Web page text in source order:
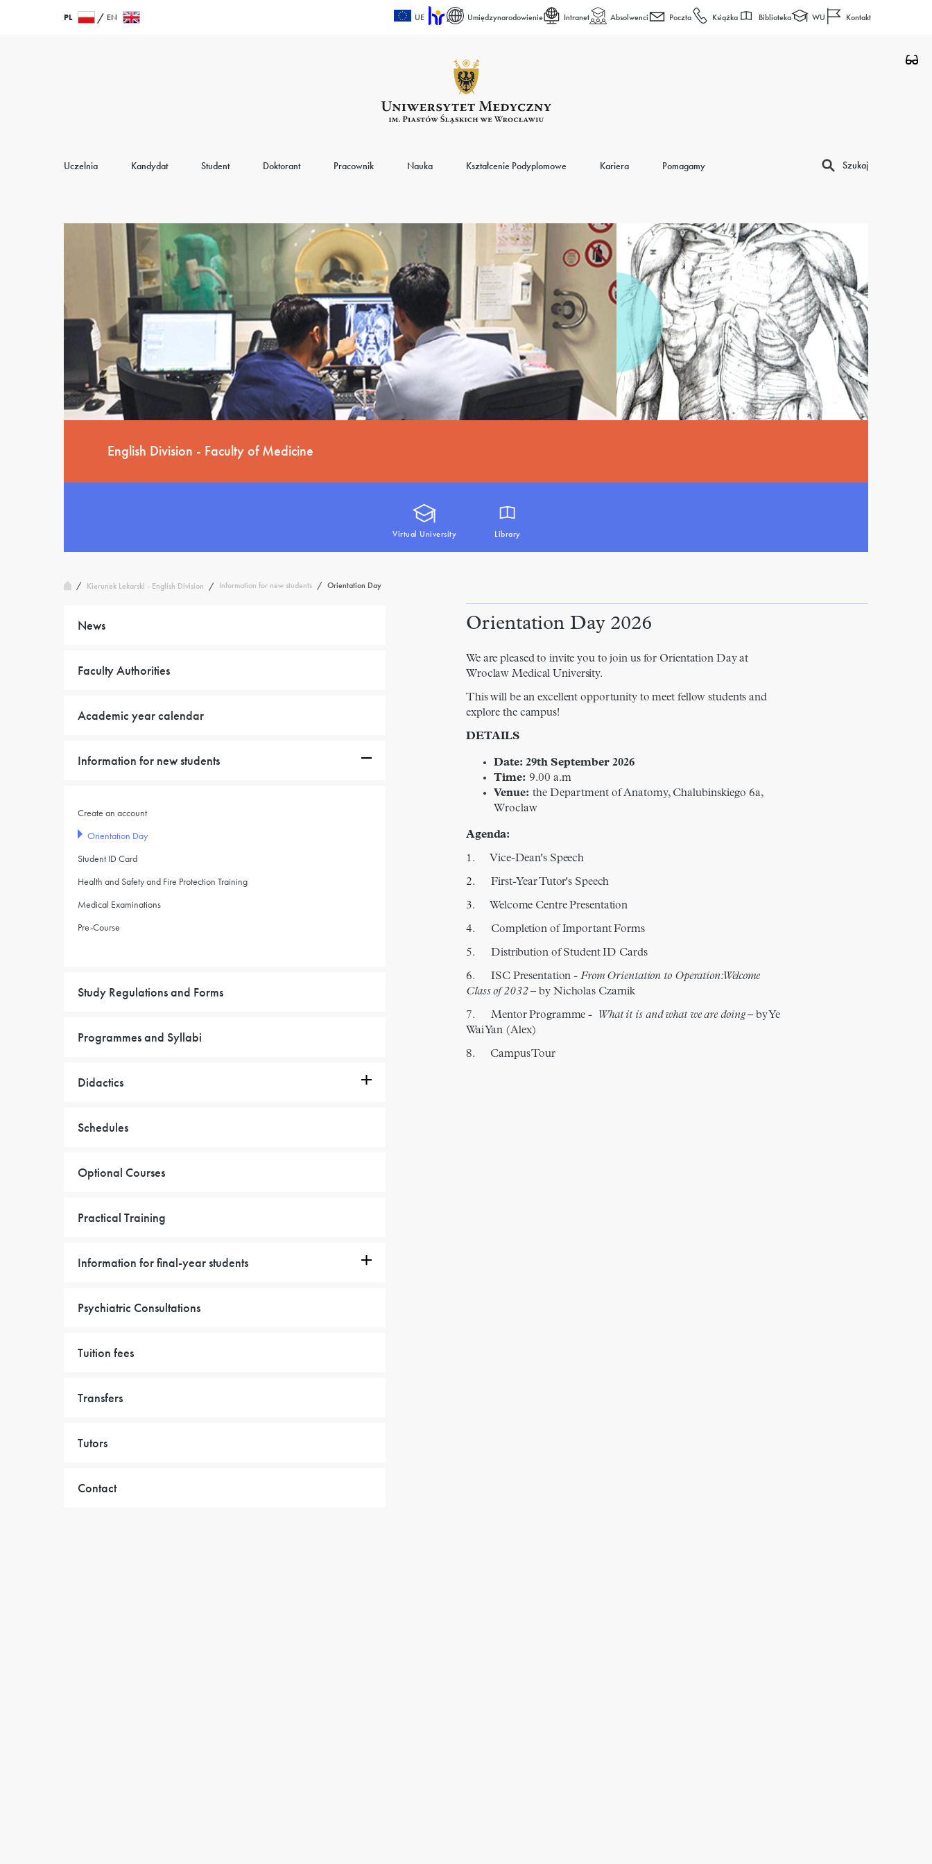
PL EN UE Umiędzynarodowienie Intranet Absolwenci Poczta Książka Biblioteka WU Kontakt
Uczelnia Kandydat Student Doktorant Pracownik Nauka Kształcenie Podyplomowe Kariera Pomagamy Szukaj
English Division - Faculty of Medicine
Virtual University Library
/ Kierunek Lekarski - English Division / Information for new students / Orientation Day
News
Faculty Authorities
Academic year calendar
Information for new students
Create an account
Orientation Day
Student ID Card
Health and Safety and Fire Protection Training
Medical Examinations
Pre-Course
Study Regulations and Forms
Programmes and Syllabi
Didactics
Schedules
Optional Courses
Practical Training
Information for final-year students
Psychiatric Consultations
Tuition fees
Transfers
Tutors
Contact
Orientation Day 2026
We are pleased to invite you to join us for Orientation Day at
Wroclaw Medical University.
This will be an excellent opportunity to meet fellow students and
explore the campus!
DETAILS
Date: 29th September 2026
Time: 9.00 a.m
Venue: the Department of Anatomy, Chalubinskiego 6a,
Wroclaw
Agenda:
1. Vice-Dean's Speech
2.First-Year Tutor's Speech
3. Welcome Centre Presentation
4. Completion of Important Forms
5. Distribution of Student ID Cards
6. ISC Presentation -From Orientation to Operation: Welcome
Class of 2032– by Nicholas Czarnik
7. Mentor Programme - What it is and what we are doing – by Ye
Wai Yan (Alex)
8. Campus Tour